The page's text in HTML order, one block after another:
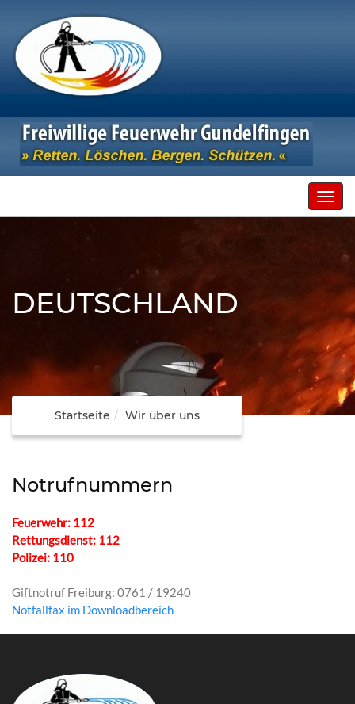
DEUTSCHLAND
Startseite Wir über uns
Notrufnummern
Feuerwehr: 112
Rettungsdienst: 112
Polizei: 110
Giftnotruf Freiburg: 0761 / 19240
Notfallfax im Downloadbereich